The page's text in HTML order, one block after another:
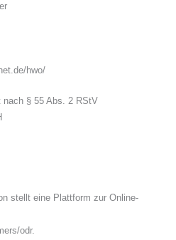
hwo/
nach § 55 Abs. 2 RStV
stellt eine Plattform zur Online-
odr.